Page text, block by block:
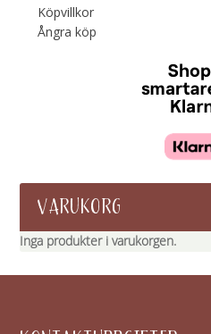
Köpvillkor
Ångra köp
VARUKORG
Inga produkter i varukorgen.